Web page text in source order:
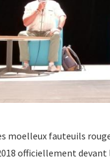
moelleux fauteuils
officiellement